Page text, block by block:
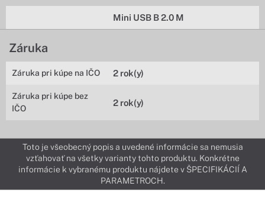
Mini USB B 2.0 M
Záruka
Záruka pri kúpe na IČO 2 rok(y)
Záruka pri kúpe bez
IČO
2 rok(y)
Toto je všeobecný popis a uvedené informácie sa nemusia
vzťahovať na všetky varianty tohto produktu. Konkrétne
informácie k vybranému produktu nájdete v ŠPECIFIKÁCIÍ A
PARAMETROCH.